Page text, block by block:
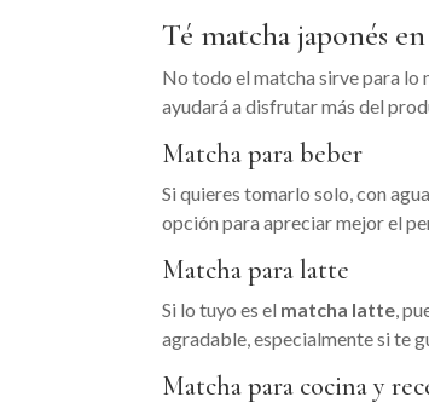
Té matcha japonés
No todo el matcha sirve para lo
ayudará a disfrutar más del
Matcha para beber
Si quieres tomarlo solo, con
opción para apreciar mejor el
Matcha para latte
Si lo tuyo es el matcha latte ,
agradable, especialmente si te
Matcha para cocina y